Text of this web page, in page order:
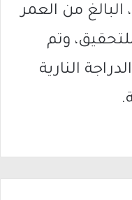
البالغ من العمر
وتم
النارية